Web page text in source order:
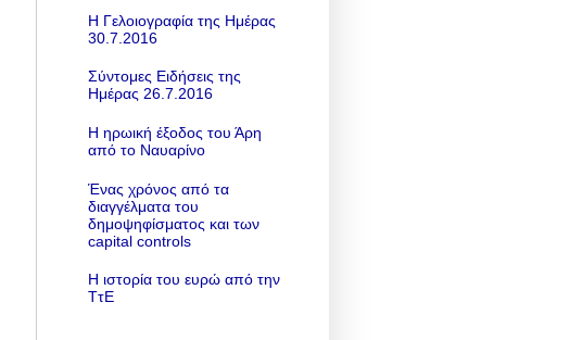
Η Γελοιογραφία της Ημέρας
30.7.2016
Σύντομες Ειδήσεις της
Ημέρας 26.7.2016
Η ηρωική έξοδος του Άρη
από το Ναυαρίνο
Ένας χρόνος από τα
διαγγέλματα του
δημοψηφίσματος και των
capital controls
Η ιστορία του ευρώ από την
ΤτΕ